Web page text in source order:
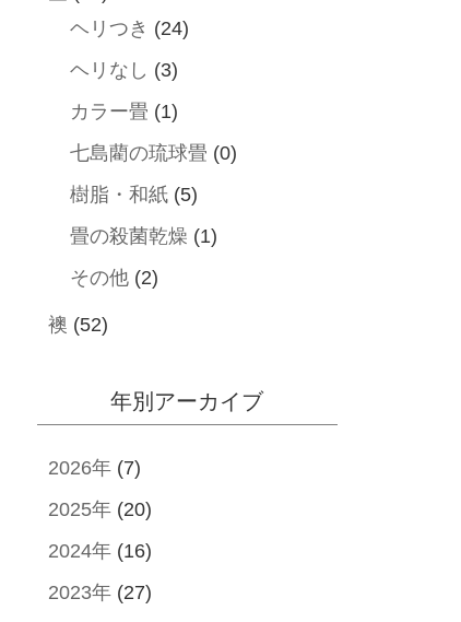
ヘリつき (24)
ヘリなし (3)
カラー畳 (1)
七島藺の琉球畳 (0)
樹脂・和紙(5)
畳の殺菌乾燥 (1)
その他(2)
襖 (52)
年別アーカイブ
2026年(7)
2025年(20)
2024年(16)
2023年(27)